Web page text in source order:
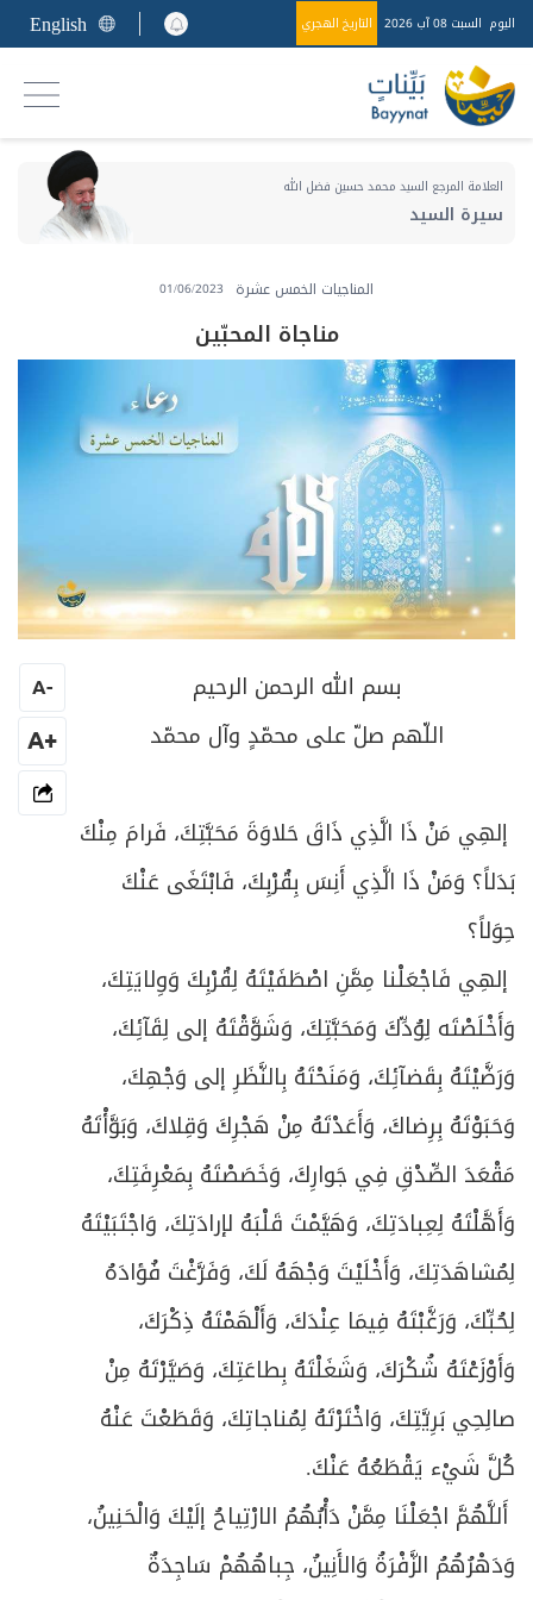
اليوم السبت 08 آب 2026 التاريخ الهجري English
العلامة المرجع السيد محمد حسين فضل الله
سيرة السيد
المناجيات الخمس عشرة 01/06/2023
مناجاة المحبّين
بسم الله الرحمن الرحيم
اللّهم صلّ على محمّدٍ وآل محمّد
إلهِي مَنْ ذَا الَّذِي ذَاقَ حَلاوَةَ مَحَبَّتِكَ، فَرامَ مِنْكَ
بَدَلاً؟ وَمَنْ ذَا الَّذِي أَنِسَ بِقُرْبِكَ، فَابْتَغَى عَنْكَ
حِوَلاً؟
إلهِي فَاجْعَلْنا مِمَّنِ اصْطَفَيْتَهُ لِقُرْبِكَ وَوِلايَتِكَ،
وَأَخْلَصْتَه لِوُدِّكَ وَمَحَبَّتِكَ، وَشَوَّقْتَهُ إلى لِقَآئِكَ،
وَرَضَّيْتَهُ بِقَضآئِكَ، وَمَنَحْتَهُ بِالنَّظَرِ إلى وَجْهِكَ،
وَحَبَوْتَهُ بِرِضاكَ، وَأَعَدْتَهُ مِنْ هَجْرِكَ وَقِلاكَ، وَبَوَّأْتَهُ
مَقْعَدَ الصِّدْقِ فِي جَوارِكَ، وَخَصَصْتَهُ بِمَعْرِفَتِكَ،
وَأَهَّلْتَهُ لِعِبادَتِكَ، وَهَيَّمْتَ قَلْبَهُ لإرادَتِكَ، وَاجْتَبَيْتَهُ
لِمُشاهَدَتِكَ، وَأَخْلَيْتَ وَجْهَهُ لَكَ، وَفَرَّغْتَ فُؤادَهُ
لِحُبِّكَ، وَرَغَّبْتَهُ فِيمَا عِنْدَكَ، وَأَلْهَمْتَهُ ذِكْرَكَ،
وَأَوْزَعْتَهُ شُكْرَكَ، وَشَغَلْتَهُ بِطاعَتِكَ، وَصَيَّرْتَهُ مِنْ
صالِحِي بَرِيَّتِكَ، وَاخْتَرْتَهُ لِمُناجاتِكَ، وَقَطَعْتَ عَنْهُ
كُلَّ شَيْء يَقْطَعُهُ عَنْكَ.
أَللَّهُمَّ اجْعَلْنَا مِمَّنْ دَأْبُهُمُ الارْتِياحُ إلَيْكَ وَالْحَنِينُ،
وَدَهْرُهُمُ الزَّفْرَةُ وَالأَنِينُ، جِباهُهُمْ سَاجِدَةٌ
-
A
+A